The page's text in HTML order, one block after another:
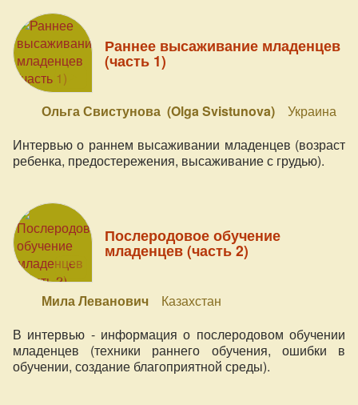
Раннее высаживание младенцев
(часть 1)
Ольга Свистунова (Olga Svistunova)
Украина
Интервью о раннем высаживании младенцев (возраст
ребенка, предостережения, высаживание с грудью).
Послеродовое обучение
младенцев (часть 2)
Мила Леванович
Казахстан
В интервью - информация о послеродовом обучении
младенцев (техники раннего обучения, ошибки в
обучении, создание благоприятной среды).